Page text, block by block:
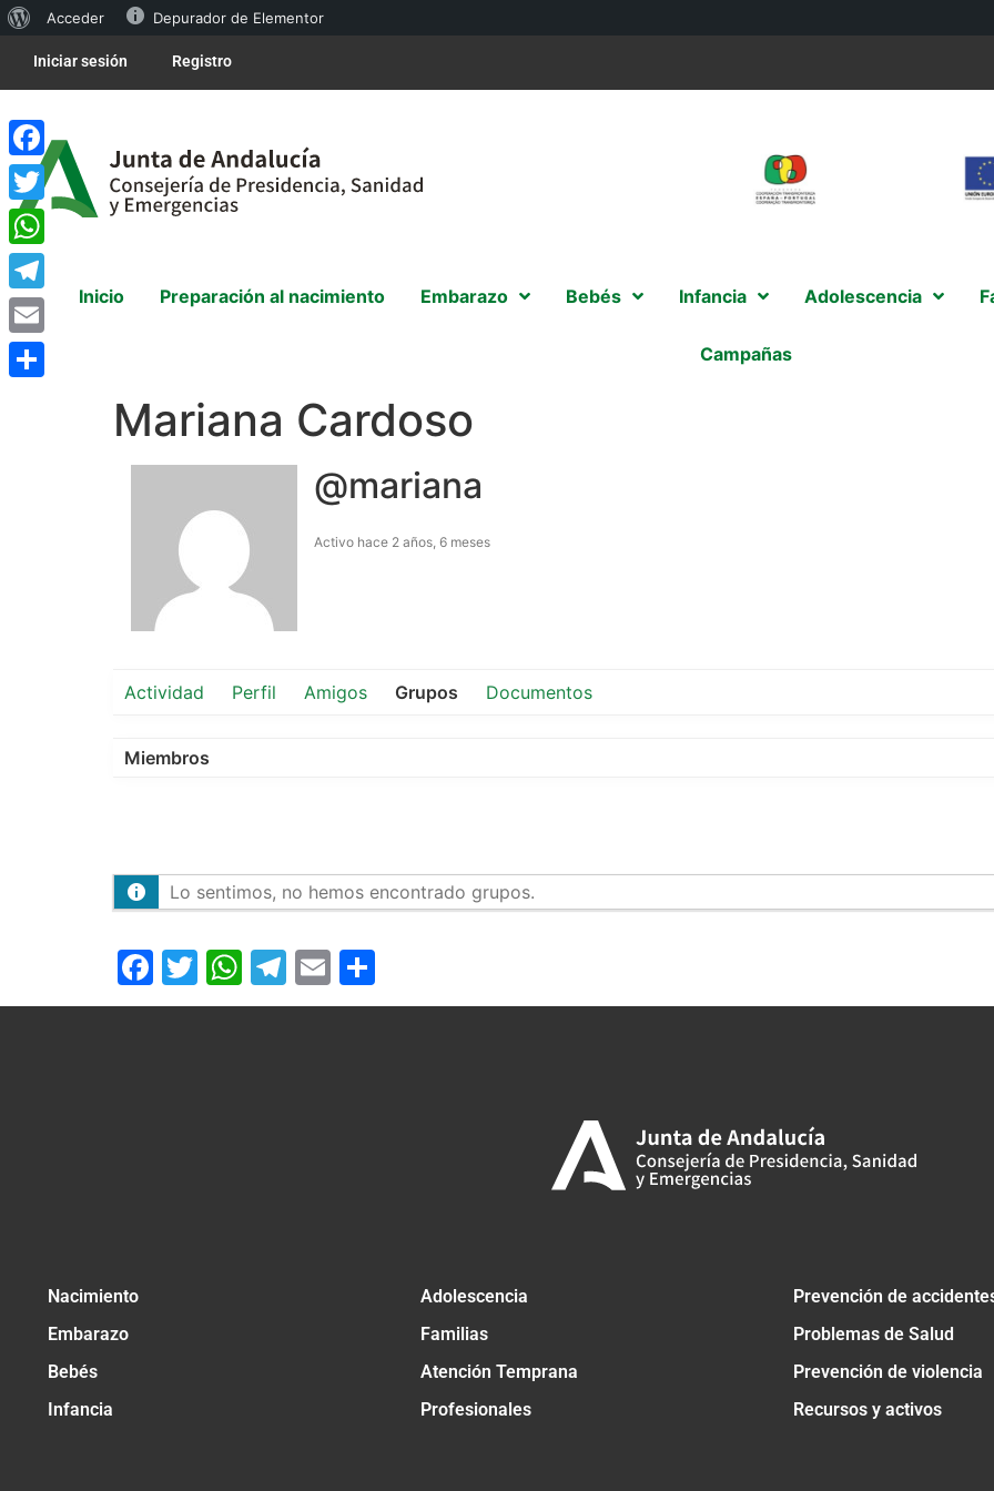
Acceder Depurador de Elementor
Iniciar sesión Registro
Inicio Preparación al nacimiento Embarazo Bebés Infancia Adolescencia
Campañas
Mariana Cardoso
@mariana
Activo hace 2 años, 6 meses
Actividad Perfil Amigos Grupos Documentos
Miembros
Lo sentimos, no hemos encontrado grupos.
Facebook
Twitter
WhatsApp
Telegram
Email
Nacimiento
Embarazo
Bebés
Infancia
Adolescencia
Familias
Atención Temprana
Profesionales
Prevención de
Problemas de Salud
Prevención de violencia
Recursos y activos
Facebook
Twitter
WhatsApp
Telegram
Email